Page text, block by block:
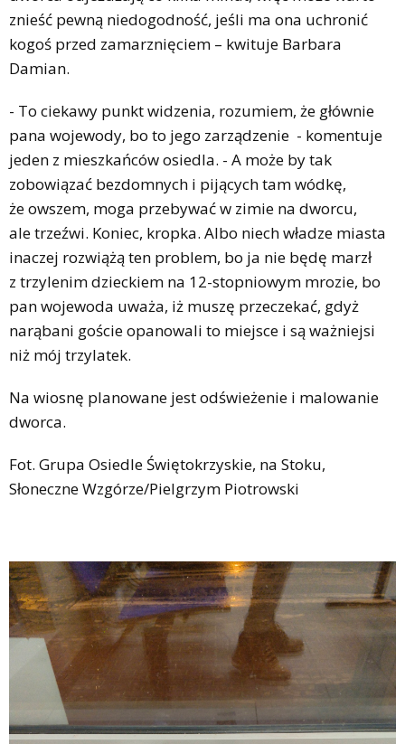
znieść pewną niedogodność, jeśli ma ona uchronić
kogoś przed zamarznięciem – kwituje Barbara
Damian.
- To ciekawy punkt widzenia, rozumiem, że głównie
pana wojewody, bo to jego zarządzenie - komentuje
jeden z mieszkańców osiedla. - A może by tak
zobowiązać bezdomnych i pijących tam wódkę,
że owszem, moga przebywać w zimie na dworcu,
ale trzeźwi. Koniec, kropka. Albo niech władze miasta
inaczej rozwiążą ten problem, bo ja nie będę marzł
z trzylenim dzieckiem na 12-stopniowym mrozie, bo
pan wojewoda uważa, iż muszę przeczekać, gdyż
narąbani goście opanowali to miejsce i są ważniejsi
niż mój trzylatek.
Na wiosnę planowane jest odświeżenie i malowanie
dworca.
Fot. Grupa Osiedle Świętokrzyskie, na Stoku,
Słoneczne Wzgórze/Pielgrzym Piotrowski